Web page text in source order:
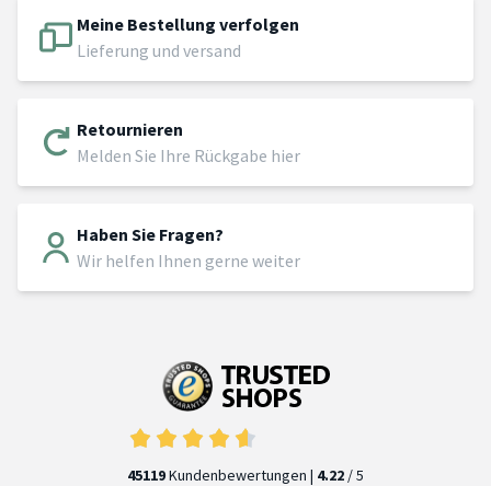
Meine Bestellung verfolgen
Lieferung und versand
Retournieren
Melden Sie Ihre Rückgabe hier
Haben Sie Fragen?
Wir helfen Ihnen gerne weiter
45119Kundenbewertungen | 4.22 / 5